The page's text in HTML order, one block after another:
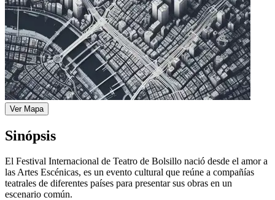
Ver Mapa
Sinópsis
El Festival Internacional de Teatro de Bolsillo nació desde el amor a
las Artes Escénicas, es un evento cultural que reúne a compañías
teatrales de diferentes países para presentar sus obras en un
escenario común.